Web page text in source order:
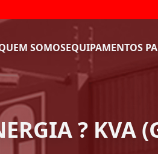
SOMOSEQUIPAMENTOS
? KVA